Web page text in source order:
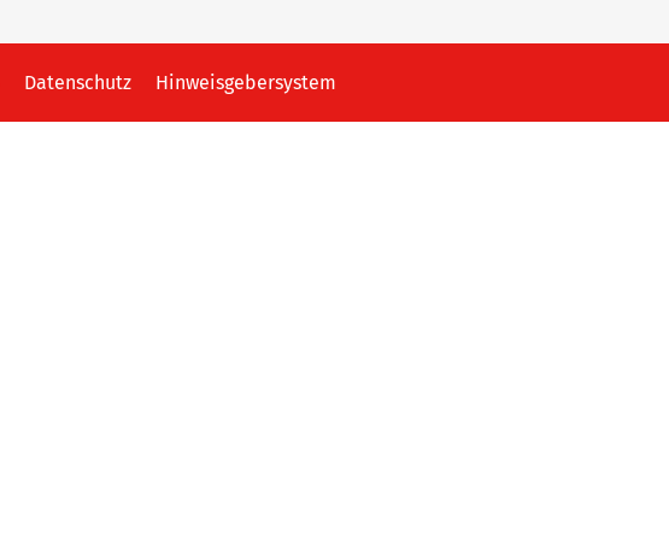
Datenschutz Hinweisgebersystem